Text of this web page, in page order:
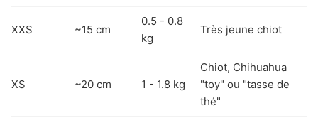
XXS ~15 cm
0.5 - 0.8
kg
Très jeune chiot
XS ~20 cm 1 - 1.8 kg
Chiot, Chihuahua
"toy" ou "tasse de
thé"